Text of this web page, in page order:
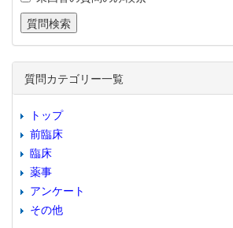
質問カテゴリー一覧
トップ
前臨床
臨床
薬事
アンケート
その他